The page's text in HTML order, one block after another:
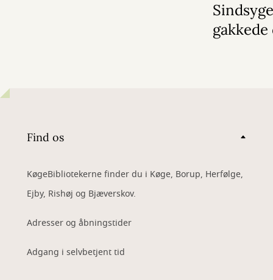
Find os
KøgeBibliotekerne finder du i Køge, Borup, Herfølge,
Ejby, Rishøj og Bjæverskov.
Adresser og åbningstider
Adgang i selvbetjent tid